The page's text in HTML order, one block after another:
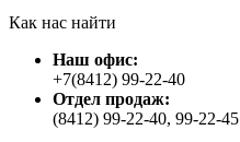
Как нас найти
Наш офис:
+7(8412) 99-22-40
Отдел продаж:
(8412) 99-22-40, 99-22-45